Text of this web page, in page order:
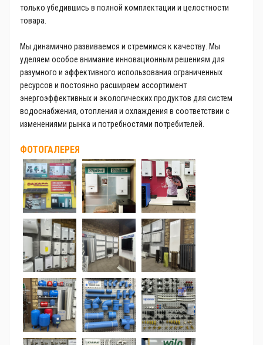
только убедившись в полной комплектации и целостности
товара.
Мы динамично развиваемся и стремимся к качеству. Мы
уделяем особое внимание инновационным решениям для
разумного и эффективного использования ограниченных
ресурсов и постоянно расширяем ассортимент
энергоэффективных и экологических продуктов для систем
водоснабжения, отопления и охлаждения в соответствии с
изменениями рынка и потребностями потребителей.
ФОТОГАЛЕРЕЯ